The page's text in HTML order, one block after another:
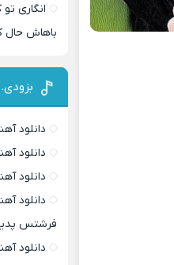
انگاری
باهاش حال
دانلود
دانلود
دانلود
دانلود
فرشتس
دانلود آهنگ دلبر 2